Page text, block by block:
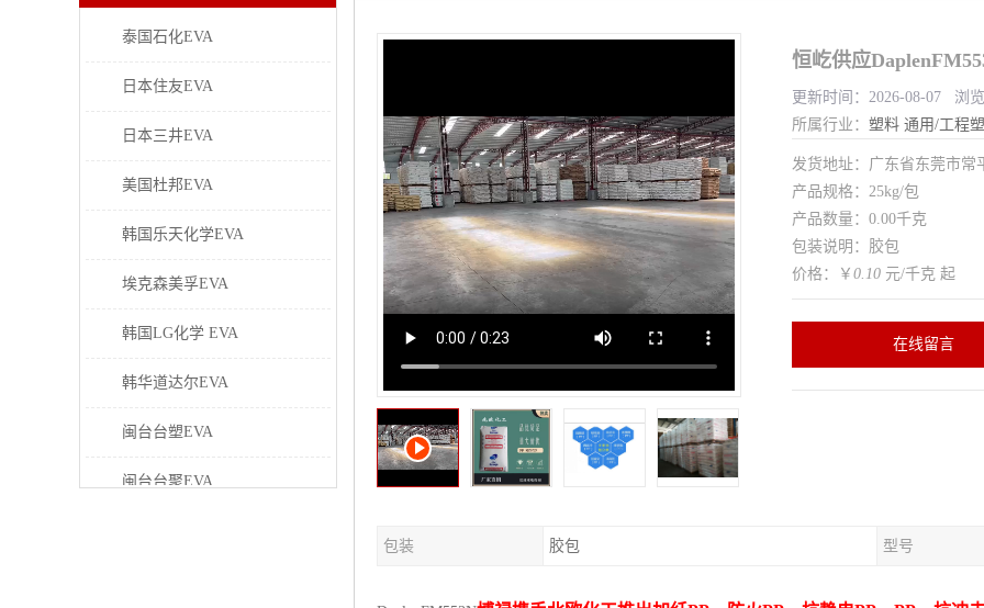
泰国石化EVA
日本住友EVA
日本三井EVA
美国杜邦EVA
韩国乐天化学EVA
埃克森美孚EVA
韩国LG化学 EVA
韩华道达尔EVA
闽台台塑EVA
闽台台聚EVA
恒屹供应
更新时间：2026-08-07 浏
所属行业： 塑料 通用/工程
发货地址：广东省东莞市常
产品规格：25kg/包
产品数量：0.00千克
包装说明：胶包
价格：￥ 0.10 元/千克 起
在线留言
包装 胶包 型号